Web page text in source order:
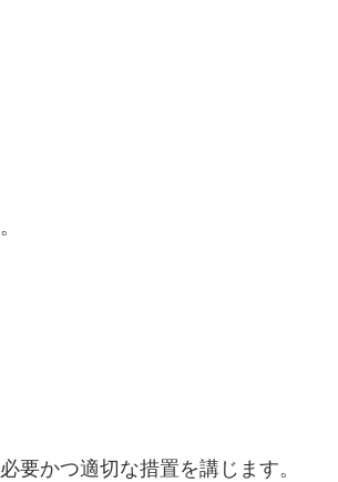
かつ適切な措置を講じます。